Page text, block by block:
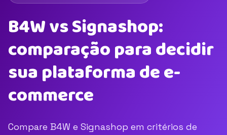
B4W vs Signashop:
comparação para decidir
sua plataforma de e-
commerce
Compare B4W e Signashop em critérios de